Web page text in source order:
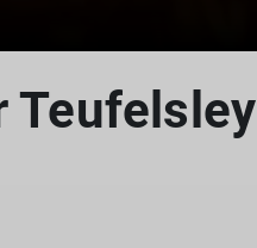
Teufelsley